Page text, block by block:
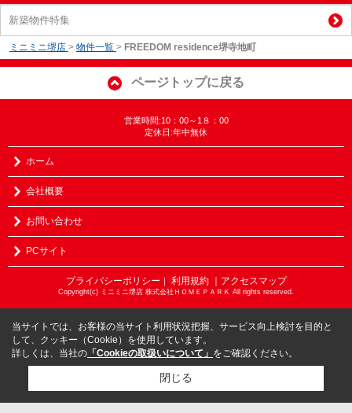
新築物件特集
ミニミニ堺店 > 物件一覧 > FREEDOM residence堺寺地町
ページトップに戻る
営業時間:10：00～1８：00
定休日:年中無休
ホーム
会社概要
お問い合わせ
PCサイト
プライバシーポリシー 利用規約 ｜アクセスマップ
Copyright(c) ミニミニ堺店 株式会社ＨＯＭＥＰＡＲＫ All rights reserved.
当サイトでは、お客様の当サイト利用状況把握、サービス向上検討を目的と
して、クッキー（Cookie）を使用しています。
詳しくは、当社の 「Cookieの取扱いについて」 をご確認ください。
閉じる